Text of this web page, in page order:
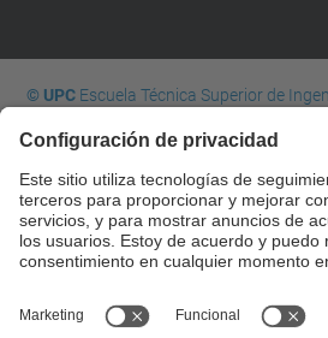
© UPCEscuela Técnica Superior de
Desarrollado con
Mapa del Sitio
Aviso legal
Configuración